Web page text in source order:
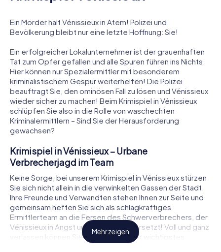
Ein Mörder hält Vénissieux in Atem! Polizei und
Bevölkerung bleibt nur eine letzte Hoffnung: Sie!
Ein erfolgreicher Lokalunternehmer ist der grauenhaften
Tat zum Opfer gefallen und alle Spuren führen ins Nichts.
Hier können nur Spezialermittler mit besonderem
kriminalistischem Gespür weiterhelfen! Die Polizei
beauftragt Sie, den ominösen Fall zu lösen und Vénissieux
wieder sicher zu machen! Beim Krimispiel in Vénissieux
schlüpfen Sie also in die Rolle von waschechten
Kriminalermittlern – Sind Sie der Herausforderung
gewachsen?
Krimispiel in Vénissieux – Urbane
Verbrecherjagd im Team
Keine Sorge, bei unserem Krimispiel in Vénissieux stürzen
Sie sich nicht allein in die verwinkelten Gassen der Stadt.
Ihre Freunde und Verwandten stehen Ihnen zur Seite und
gemeinsam heften Sie sich als schlagkräftiges
Ermittlerteam an die Fersen des Schwerverbrechers, der
Vénissieux in Angst und Schrecken versetzt! Voll und ganz
verlassen können Sie sich dabei auf Ihr wichtigstes
Ermittlerutensil, Ihr Smartphone. Mittels GPS-Navigation
Mehr zeigen